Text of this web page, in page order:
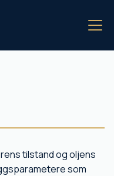
tilstand og oljens
som